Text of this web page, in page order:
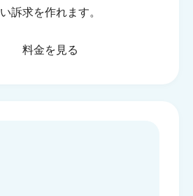
い訴求を作れます。
料金を見る